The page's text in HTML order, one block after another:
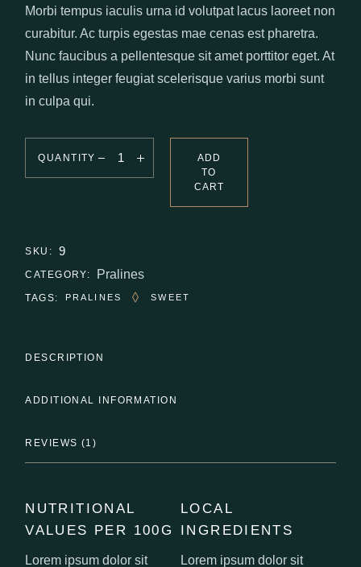
Morbi tempus iaculis urna id volutpat lacus laoreet non
curabitur. Ac turpis egestas mae cenas est pharetra.
Nunc faucibus a pellentesque sit amet porttitor eget. At
in tellus integer feugiat scelerisque varius morbi sunt
in culpa qui.
QUANTITY
ADD
TO
CART
SKU: 9
CATEGORY: Pralines
TAGS: PRALINES SWEET
DESCRIPTION
ADDITIONAL INFORMATION
REVIEWS (1)
NUTRITIONAL
VALUES PER 100G
Lorem ipsum dolor sit
LOCAL
INGREDIENTS
Lorem ipsum dolor sit